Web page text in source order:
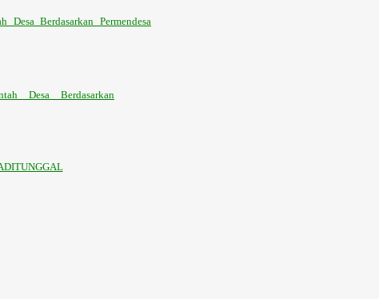
Desa Berdasarkan Permendesa
Desa Berdasarkan